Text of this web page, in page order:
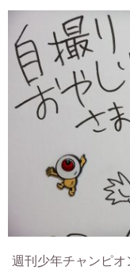
週刊少年チャンピ